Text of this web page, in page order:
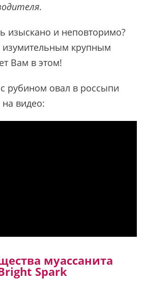
.
изыскано и неповторимо?
изумительным крупным
Вам в этом!
рубином овал в россыпи
на видео:
муассанита
Spark